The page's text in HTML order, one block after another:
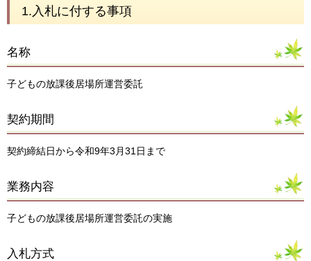
1.入札に付する事項
名称
子どもの放課後居場所運営委託
契約期間
契約締結日から令和9年3月31日まで
業務内容
子どもの放課後居場所運営委託の実施
入札方式